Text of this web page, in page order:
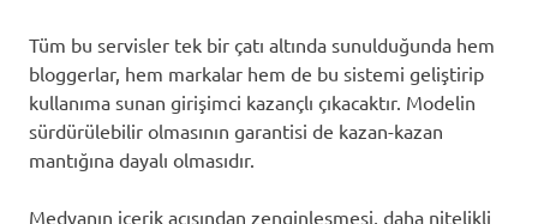
Tüm bu servisler tek bir çatı altında sunulduğunda hem
bloggerlar, hem markalar hem de bu sistemi geliştirip
kullanıma sunan girişimci kazançlı çıkacaktır. Modelin
sürdürülebilir olmasının garantisi de kazan-kazan
mantığına dayalı olmasıdır.
Medyanın içerik açısından zenginleşmesi, daha nitelikli